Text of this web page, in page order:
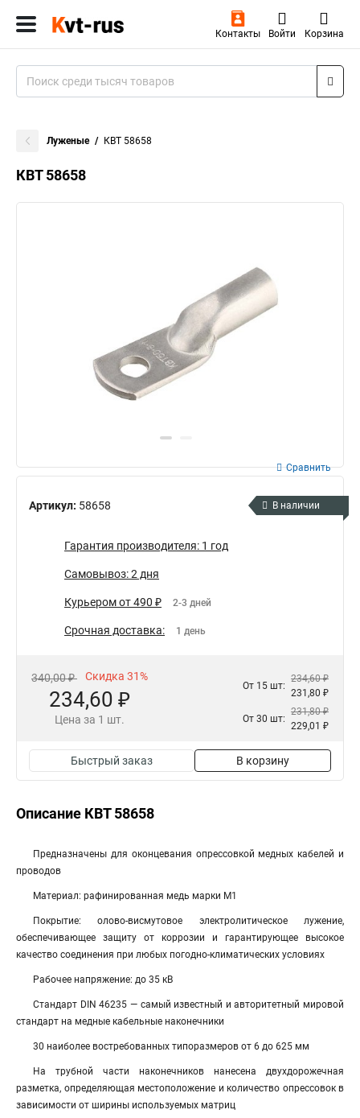
Контакты Войти Корзина
Луженые КВТ 58658
КВТ 58658
Артикул: 58658
Сравнить
В наличии
Гарантия производителя: 1 год
Самовывоз: 2 дня
Курьером от 490 ₽ 2-3 дней
Срочная доставка: 1 день
340,00 ₽ Скидка 31%
234,60 ₽
Цена за 1 шт.
От 15 шт:
234,60 ₽
231,80 ₽
От 30 шт:
231,80 ₽
229,01 ₽
Быстрый заказ В корзину
Описание КВТ 58658
Предназначены для оконцевания опрессовкой медных кабелей и
проводов
Материал: рафинированная медь марки М1
Покрытие: олово-висмутовое электролитическое лужение,
обеспечивающее защиту от коррозии и гарантирующее высокое
качество соединения при любых погодно-климатических условиях
Рабочее напряжение: до 35 кВ
Стандарт DIN 46235 — самый известный и авторитетный мировой
стандарт на медные кабельные наконечники
30 наиболее востребованных типоразмеров от 6 до 625 мм
На трубной части наконечников нанесена двухдорожечная
разметка, определяющая местоположение и количество опрессовок в
зависимости от ширины используемых матриц